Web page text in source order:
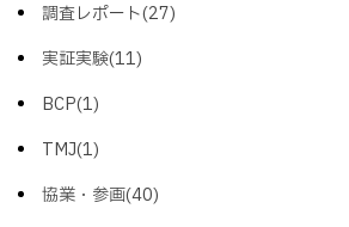
調査レポート(27)
実証実験(11)
BCP(1)
TMJ(1)
協業・参画(40)